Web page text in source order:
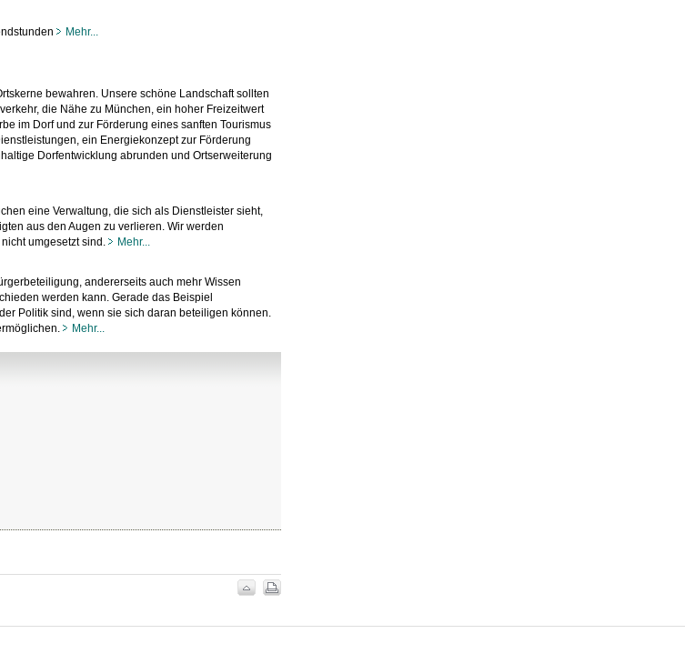
Mehr...
bewahren. Unsere schöne Landschaft sollten
die Nähe zu München, ein hoher Freizeitwert
im Dorf und zur Förderung eines sanften Tourismus
ein Energiekonzept zur Förderung
Dorfentwicklung abrunden und Ortserweiterung
eine Verwaltung, die sich als Dienstleister sieht,
aus den Augen zu verlieren. Wir werden
umgesetzt sind.
Mehr...
andererseits auch mehr Wissen
werden kann. Gerade das Beispiel
Politik sind, wenn sie sich daran beteiligen können.
Mehr...